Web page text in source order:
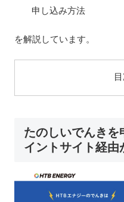
申し込み方法
を解説しています。
たのしいでんきを
イントサイト経由